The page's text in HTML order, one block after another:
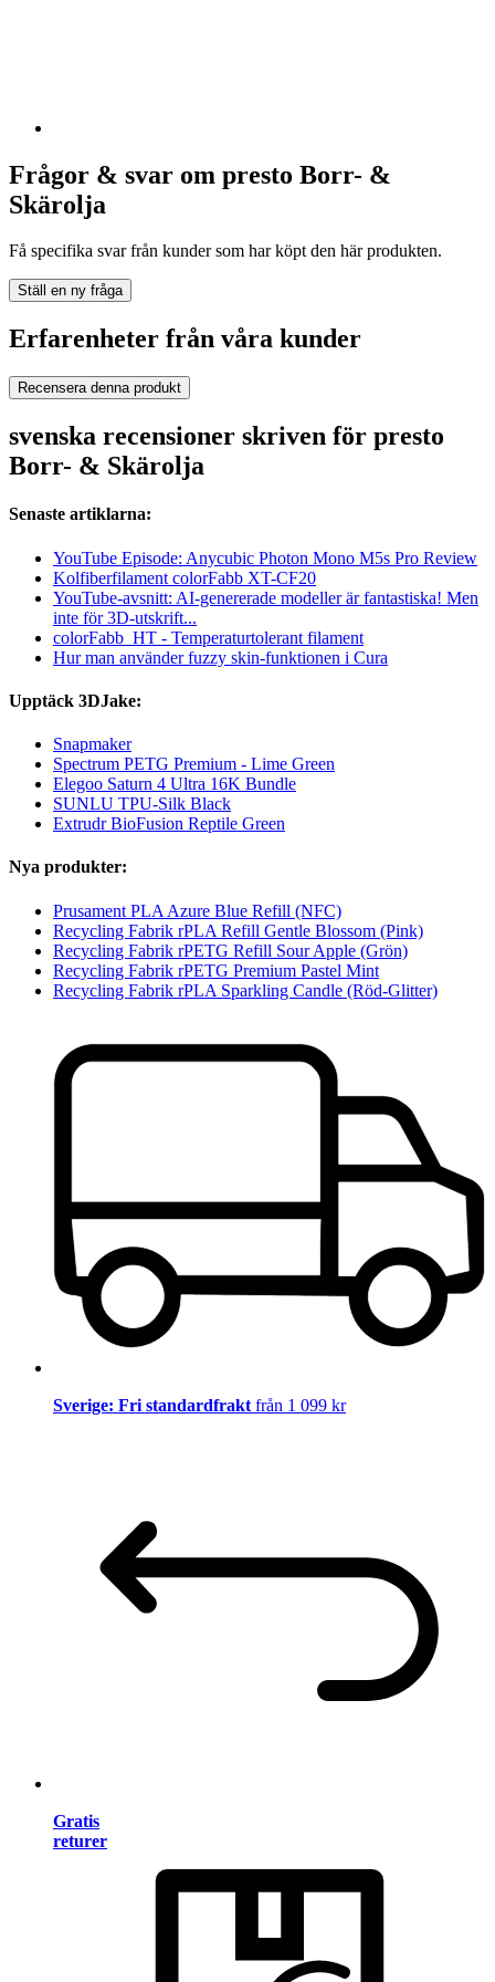
Frågor & svar om presto Borr- &
Skärolja
Få specifika svar från kunder som har köpt den här produkten.
Ställ en ny fråga
Erfarenheter från våra kunder
Recensera denna produkt
svenska recensioner skriven för presto
Borr- & Skärolja
Senaste artiklarna:
YouTube Episode: Anycubic Photon Mono M5s Pro Review
Kolfiberfilament colorFabb XT-CF20
YouTube-avsnitt: AI-genererade modeller är fantastiska! Men
inte för 3D-utskrift...
colorFabb_HT - Temperaturtolerant filament
Hur man använder fuzzy skin-funktionen i Cura
Upptäck 3DJake:
Snapmaker
Spectrum PETG Premium - Lime Green
Elegoo Saturn 4 Ultra 16K Bundle
SUNLU TPU-Silk Black
Extrudr BioFusion Reptile Green
Nya produkter:
Prusament PLA Azure Blue Refill (NFC)
Recycling Fabrik rPLA Refill Gentle Blossom (Pink)
Recycling Fabrik rPETG Refill Sour Apple (Grön)
Recycling Fabrik rPETG Premium Pastel Mint
Recycling Fabrik rPLA Sparkling Candle (Röd-Glitter)
Sverige: Fri standardfrakt från 1 099 kr
Gratis
returer